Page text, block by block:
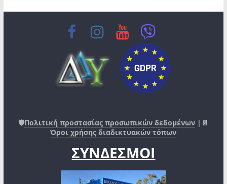
🛡️Πολιτική προστασίας προσωπικών δεδομένων |📄
Όροι χρήσης διαδικτυακών τόπων
ΣΥΝΔΕΣΜΟΙ